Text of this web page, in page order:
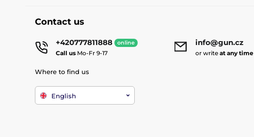
Contact us
+420777811888 online
Call us Mo-Fr 9-17
info@gun.cz
or write at any time
Where to find us
English